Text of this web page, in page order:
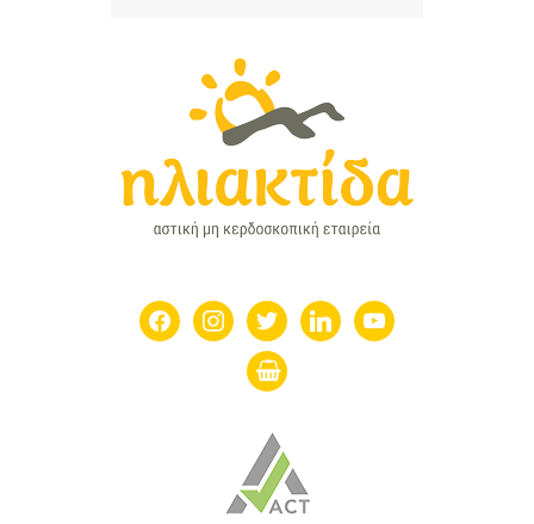
facebookinstagramtwitter linkedin youtube
shopping-
basket